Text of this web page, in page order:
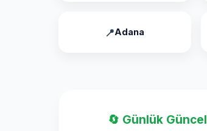
Adana
🔄 Günlük